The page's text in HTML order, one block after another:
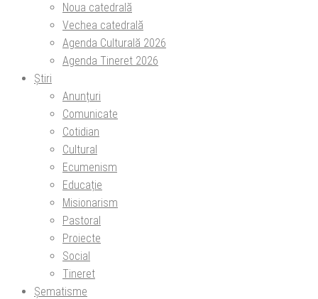
Noua catedrală
Vechea catedrală
Agenda Culturală 2026
Agenda Tineret 2026
Știri
Anunțuri
Comunicate
Cotidian
Cultural
Ecumenism
Educație
Misionarism
Pastoral
Proiecte
Social
Tineret
Șematisme